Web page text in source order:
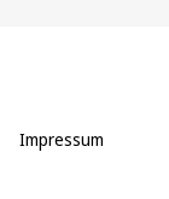
Impressum